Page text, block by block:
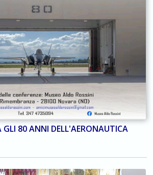
GLI 80 ANNI DELL'AERONAUTICA